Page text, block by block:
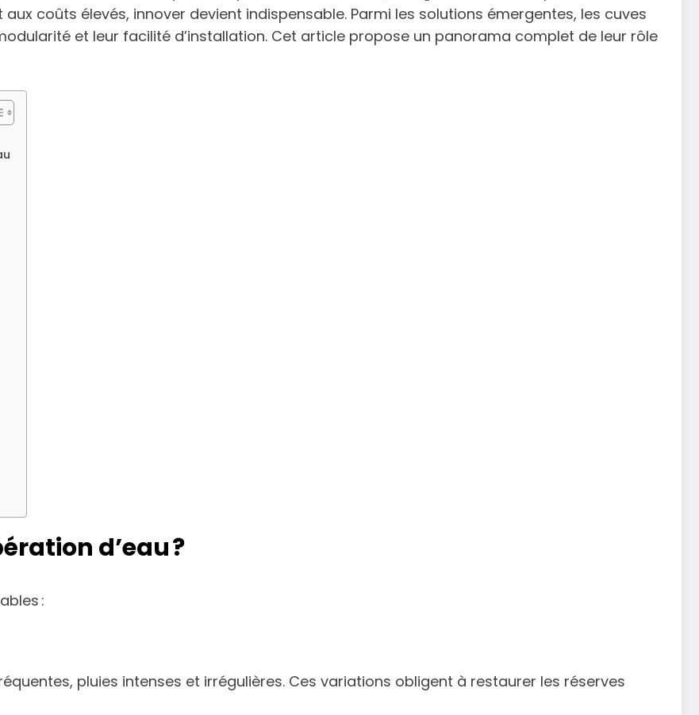
coûts élevés, innover devient indispensable. Parmi les solutions émergentes, les cuves
et leur facilité d’installation. Cet article propose un panorama complet de leur rôle
d’eau ?
:
pluies intenses et irrégulières. Ces variations obligent à restaurer les réserves